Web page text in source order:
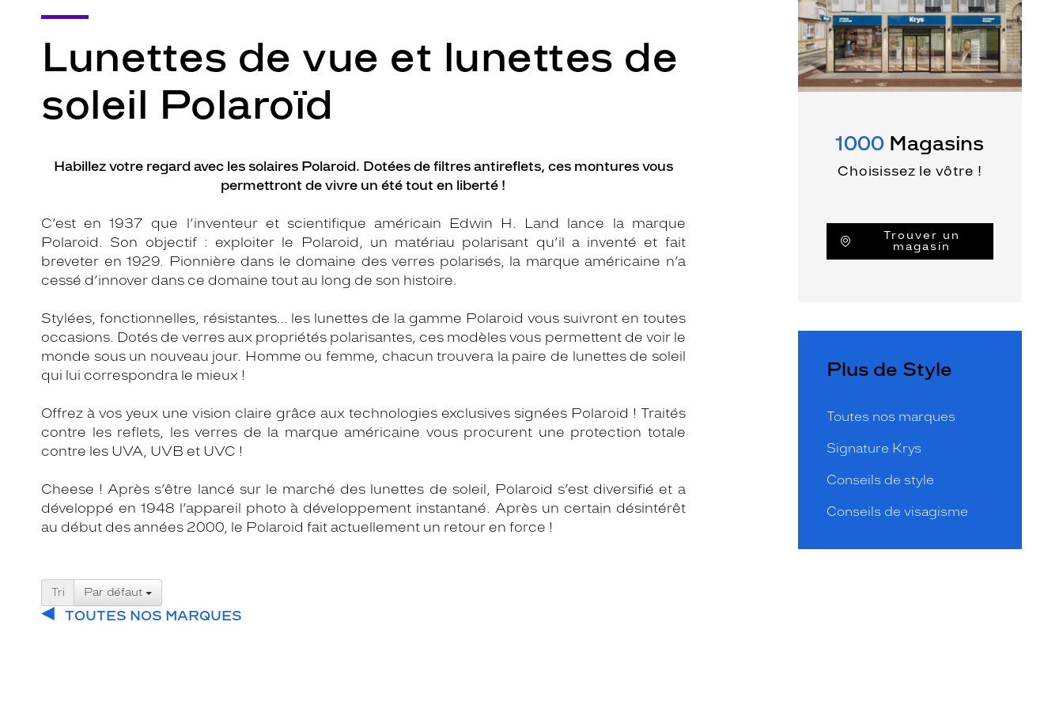
Lunettes de vue et lunettes de
soleil Polaroïd
Habillez votre regard avec les solaires Polaroid. Dotées de filtres antireflets, ces montures vous
permettront de vivre un été tout en liberté !
C’est en 1937 que l’inventeur et scientifique américain Edwin H. Land lance la marque
Polaroid. Son objectif : exploiter le Polaroid, un matériau polarisant qu’il a inventé et fait
breveter en 1929. Pionnière dans le domaine des verres polarisés, la marque américaine n’a
cessé d’innover dans ce domaine tout au long de son histoire.
Stylées, fonctionnelles, résistantes… les lunettes de la gamme Polaroid vous suivront en toutes
occasions. Dotés de verres aux propriétés polarisantes, ces modèles vous permettent de voir le
monde sous un nouveau jour. Homme ou femme, chacun trouvera la paire de lunettes de soleil
qui lui correspondra le mieux !
Offrez à vos yeux une vision claire grâce aux technologies exclusives signées Polaroid ! Traités
contre les reflets, les verres de la marque américaine vous procurent une protection totale
contre les UVA, UVB et UVC !
Cheese ! Après s’être lancé sur le marché des lunettes de soleil, Polaroid s’est diversifié et a
développé en 1948 l’appareil photo à développement instantané. Après un certain désintérêt
au début des années 2000, le Polaroid fait actuellement un retour en force !
Tri Par défaut
TOUTES NOS MARQUES
1000 Magasins
Choisissez le vôtre !
Trouver un
magasin
Plus de Style
Toutes nos marques
Signature Krys
Conseils de style
Conseils de visagisme